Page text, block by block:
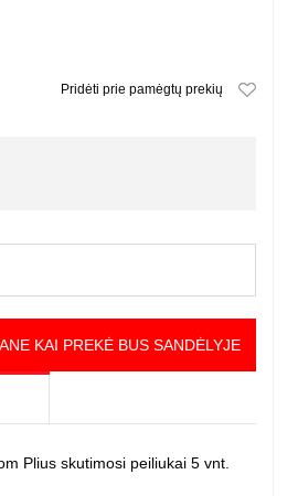
Pridėti prie pamėgtų prekių
KAI PREKĖ BUS SANDĖLYJE
Plius skutimosi peiliukai 5 vnt.